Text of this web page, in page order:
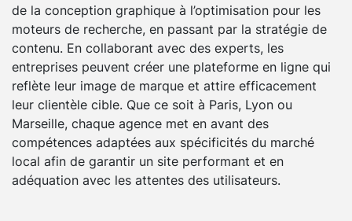
de la conception graphique à l’optimisation pour les
moteurs de recherche, en passant par la stratégie de
contenu. En collaborant avec des experts, les
entreprises peuvent créer une plateforme en ligne qui
reflète leur image de marque et attire efficacement
leur clientèle cible. Que ce soit à Paris, Lyon ou
Marseille, chaque agence met en avant des
compétences adaptées aux spécificités du marché
local afin de garantir un site performant et en
adéquation avec les attentes des utilisateurs.